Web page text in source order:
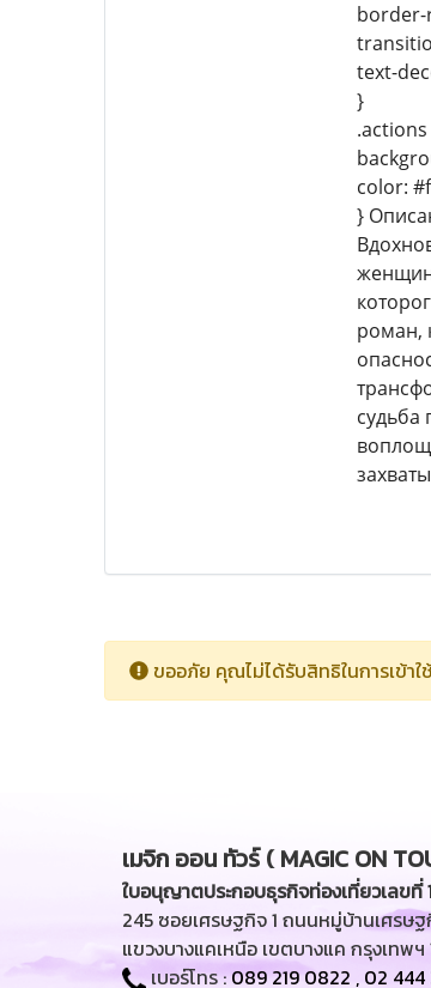
border-
text-
}
color:
}
роман,
судьба
ขออภัย คุณไม่ได้รับสิทธิในการเข้าใ
เมจิก ออน ทัวร์ ( MAGIC ON
ใบอนุญาตประกอบธุรกิจท่องเที่ยวเลขที่
245 ซอยเศรษฐกิจ 1 ถนนหมู่บ้านเศรษ
แขวงบางแคเหนือ เขตบางแค กรุงเทพฯ
เบอร์โทร :089 219 0822 , 02 444